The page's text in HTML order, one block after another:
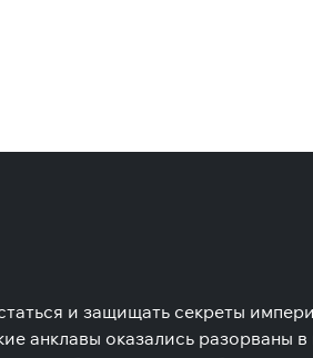
и защищать секреты
анклавы оказались разорваны в